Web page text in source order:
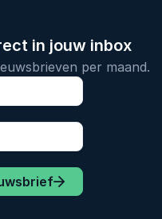
in jouw inbox
per maand.